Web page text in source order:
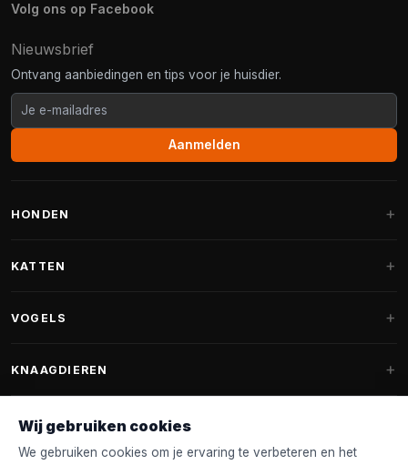
Volg ons op Facebook
Nieuwsbrief
Ontvang aanbiedingen en tips voor je huisdier.
Aanmelden
HONDEN
Fantail hondenmanden
Hondenspeelgoed
Halsband & Lijn
KATTEN
Krabpalen voor Maine Coon
VOGELS
Vogelvoer binnenvogels
Voederhuisjes
Nestkastjes & Nesting
KNAAGDIEREN
Knaagdierenvoer
Wij gebruiken cookies
We gebruiken cookies om je ervaring te verbeteren en het